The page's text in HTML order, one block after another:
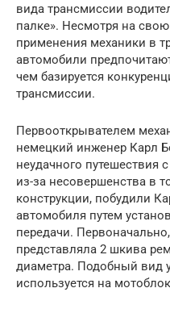
вида трансмиссии
палке». Несмотря на
применения механики в
автомобили
чем базируется
трансмиссии.
Первооткрывателем
немецкий инженер Карл
неудачного путешествия
из-за несовершенства в
конструкции, побудили
автомобиля путем
передачи.
представляла 2 шкива
диаметра. Подобный вид
используется на